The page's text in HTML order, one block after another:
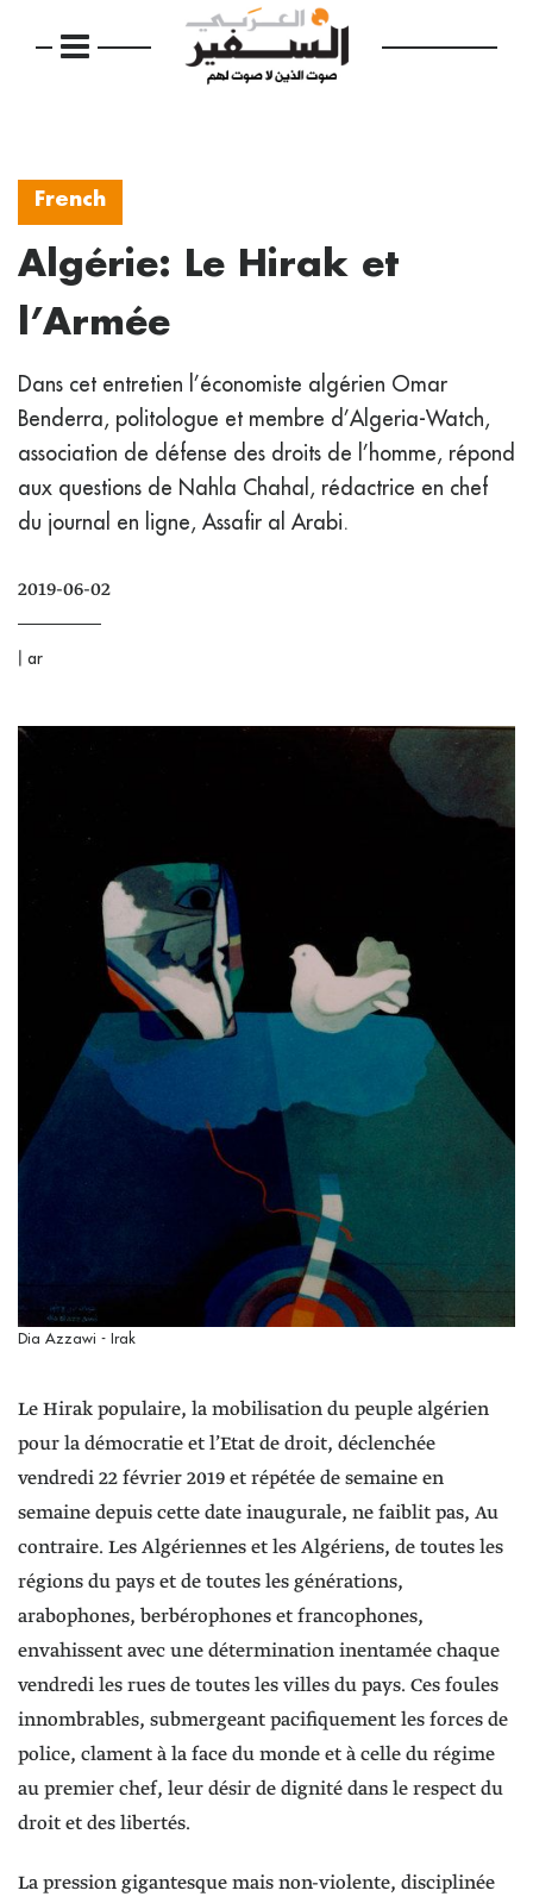
French
Algérie: Le Hirak et
l’Armée
Dans cet entretien l’économiste algérien Omar
Benderra, politologue et membre d’Algeria-Watch,
association de défense des droits de l’homme, répond
aux questions de Nahla Chahal, rédactrice en chef
du journal en ligne, Assafir al Arabi.
2019-06-02
| ar
Dia Azzawi - Irak
Le Hirak populaire, la mobilisation du peuple algérien
pour la démocratie et l’Etat de droit, déclenchée
vendredi 22 février 2019 et répétée de semaine en
semaine depuis cette date inaugurale, ne faiblit pas, Au
contraire. Les Algériennes et les Algériens, de toutes les
régions du pays et de toutes les générations,
arabophones, berbérophones et francophones,
envahissent avec une détermination inentamée chaque
vendredi les rues de toutes les villes du pays. Ces foules
innombrables, submergeant pacifiquement les forces de
police, clament à la face du monde et à celle du régime
au premier chef, leur désir de dignité dans le respect du
droit et des libertés.
La pression gigantesque mais non-violente, disciplinée